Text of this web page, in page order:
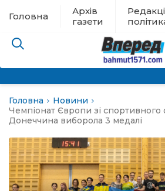
Головна
Архів
газети
евакуації
Головна
Новини
Чемпіонат Європи зі спортивного
Донеччина виборола 3 медалі